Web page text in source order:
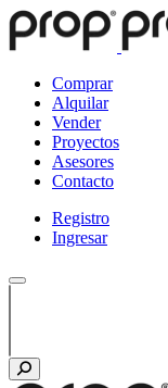
Comprar
Alquilar
Vender
Proyectos
Asesores
Contacto
Registro
Ingresar